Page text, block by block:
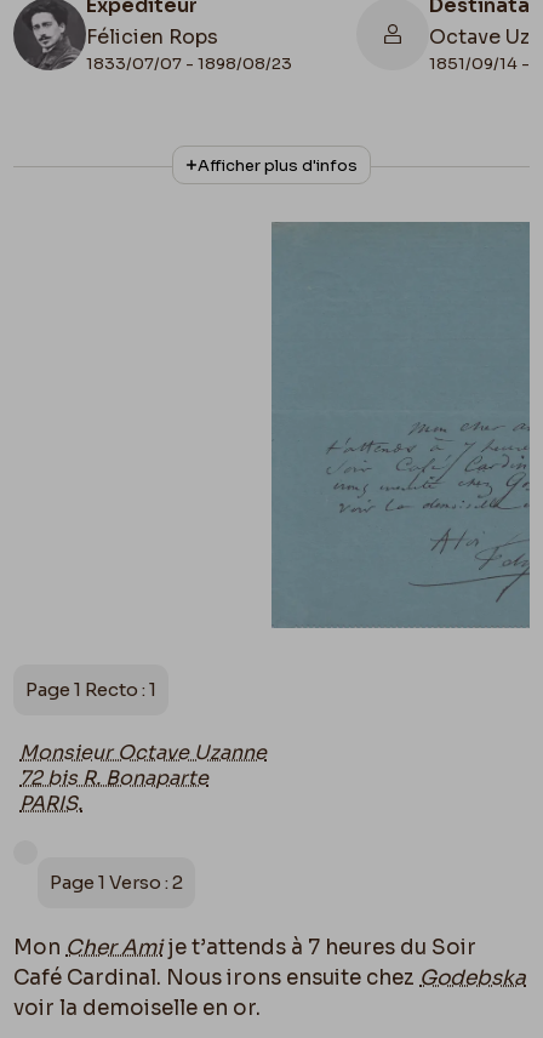
Expéditeur
Félicien Rops
1833/07/07 - 1898/08/23
Octave
1851/09/14 -
N° d'inventaire
III/215/5/16
Collationnage
Autographe
Cachet d'envoi
Afficher plus d'infos
Page 1 Recto : 1
Monsieur Octave Uzanne
72 bis R. Bonaparte
PARIS.
Page 1 Verso : 2
Mon Cher Amije t’attends à 7 heures du Soir
Café Cardinal. Nous irons ensuite chez Godebska
voir la demoiselle en or.